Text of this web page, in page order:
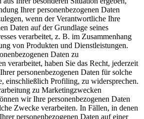
Ihrer personenbezogenen Daten
wenn der Verantwortliche Ihre
Daten auf der Grundlage seines
verarbeitet, z. B. im Zusammenhang
von Produkten und Dienstleistungen.
Daten zu
verarbeitet, haben Sie das Recht, jederzeit
personenbezogenen Daten für solche
einschließlich Profiling, zu widersprechen.
zu Marketingzwecken
wir Ihre personenbezogenen Daten
Zwecke verarbeiten. In Fällen, in denen
personenbezogenen Daten auf einer